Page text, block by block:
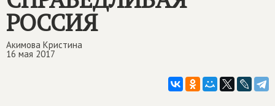
РОССИЯ
Акимова Кристина
16 мая 2017